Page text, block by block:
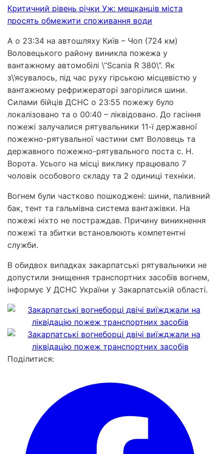
Критичний рівень річки Уж: мешканців міста
просять обмежити споживання води
А о 23:34 на автошляху Київ – Чоп (724 км)
Воловецького району виникла пожежа у
вантажному автомобілі \”Scania R 380\”. Як
з\’ясувалось, під час руху гірською місцевістю у
вантажному рефрижераторі загорілися шини.
Силами бійців ДСНС о 23:55 пожежу було
локалізовано та о 00:40 – ліквідовано. До гасіння
пожежі залучалися рятувальники 11-ї державної
пожежно-рятувальної частини смт Воловець та
державного пожежно-рятувального поста с. Н.
Ворота. Усього на місці виклику працювало 7
чоловік особового складу та 2 одиниці техніки.
Вогнем були частково пошкоджені: шини, паливний
бак, тент та гальмівна система вантажівки. На
пожежі ніхто не постраждав. Причину виникнення
пожежі та збитки встановлюють компетентні
служби.
В обидвох випадках закарпатські рятувальники не
допустили знищення транспортних засобів вогнем,
інформує У ДСНС України у Закарпатській області.
Поділитися: